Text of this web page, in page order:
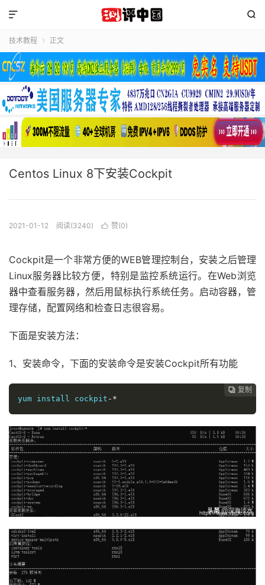


技术教程  正文
Centos Linux 8下安装Cockpit
2021-01-12 阅读(3240)  赞(0)
Cockpit是一个非常方便的WEB管理控制台，安装之后管理
Linux服务器比较方便，特别是监控系统运行。在Web浏览
器中查看服务器，然后用鼠标执行系统任务。启动容器，管
理存储，配置网络和检查日志很容易。
下面是安装方法：
1、安装命令，下面的安装命令是安装Cockpit所有功能
 复制
 复制
 复制
 复制
 复制
 复制
 复制
 复制
 复制
 复制
yum install cockpit -*